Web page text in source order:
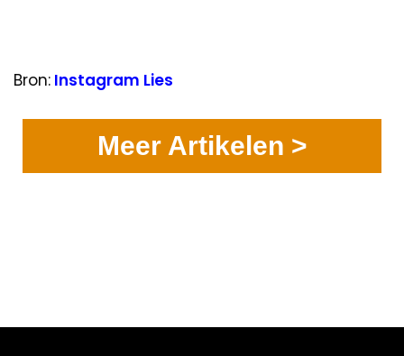
Bron: Instagram Lies
Meer Artikelen >